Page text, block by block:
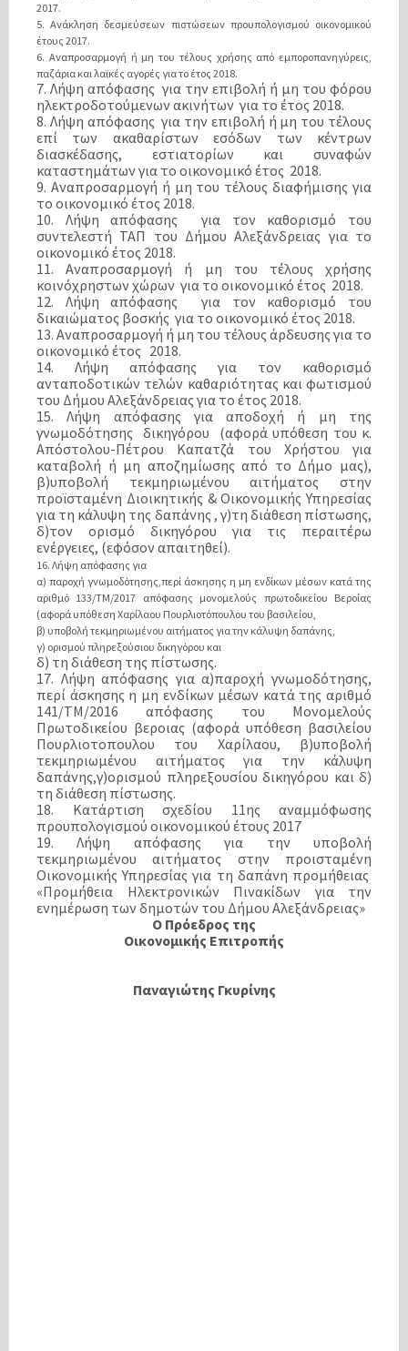
2017.
5. Ανάκληση δεσμεύσεων πιστώσεων προυπολογισμού οικονομικού
έτους 2017.
6. Αναπροσαρμογή ή μη του τέλους χρήσης από εμποροπανηγύρεις,
παζάρια και λαϊκές αγορές για το έτος 2018.
7. Λήψη απόφασης για την επιβολή ή μη του φόρου
ηλεκτροδοτούμενων ακινήτων για το έτος 2018.
8. Λήψη απόφασης για την επιβολή ή μη του τέλους
επί των ακαθαρίστων εσόδων των κέντρων
διασκέδασης, εστιατορίων και συναφών
καταστημάτων για το οικονομικό έτος 2018.
9. Αναπροσαρμογή ή μη του τέλους διαφήμισης για
το οικονομικό έτος 2018.
10. Λήψη απόφασης για τον καθορισμό του
συντελεστή ΤΑΠ του Δήμου Αλεξάνδρειας για το
οικονομικό έτος 2018.
11. Αναπροσαρμογή ή μη του τέλους χρήσης
κοινόχρηστων χώρων για το οικονομικό έτος 2018.
12. Λήψη απόφασης για τον καθορισμό του
δικαιώματος βοσκής για το οικονομικό έτος 2018.
13. Αναπροσαρμογή ή μη του τέλους άρδευσης για το
οικονομικό έτος 2018.
14. Λήψη απόφασης για τον καθορισμό
ανταποδοτικών τελών καθαριότητας και φωτισμού
του Δήμου Αλεξάνδρειας για το έτος 2018.
15. Λήψη απόφασης για αποδοχή ή μη της
γνωμοδότησης δικηγόρου (αφορά υπόθεση του κ.
Απόστολου-Πέτρου Καπατζά του Χρήστου για
καταβολή ή μη αποζημίωσης από το Δήμο μας),
β)υποβολή τεκμηριωμένου αιτήματος στην
προϊσταμένη Διοικητικής & Οικονομικής Υπηρεσίας
για τη κάλυψη της δαπάνης , γ)τη διάθεση πίστωσης,
δ)τον ορισμό δικηγόρου για τις περαιτέρω
ενέργειες, (εφόσον απαιτηθεί).
16. Λήψη απόφασης για
α) παροχή γνωμοδότησης,περί άσκησης η μη ενδίκων μέσων κατά της
αριθμό 133/ΤΜ/2017 απόφασης μονομελούς πρωτοδικείου Βεροίας
(αφορά υπόθεση Χαρίλαου Πουρλιοτόπουλου του βασιλείου,
β) υποβολή τεκμηριωμένου αιτήματος για την κάλυψη δαπάνης,
γ) ορισμού πληρεξούσιου δικηγόρου και
δ) τη διάθεση της πίστωσης.
17. Λήψη απόφασης για α)παροχή γνωμοδότησης,
περί άσκησης η μη ενδίκων μέσων κατά της αριθμό
141/ΤΜ/2016 απόφασης του Μονομελούς
Πρωτοδικείου βεροιας (αφορά υπόθεση βασιλείου
Πουρλιοτοπουλου του Χαρίλαου, β)υποβολή
τεκμηριωμένου αιτήματος για την κάλυψη
δαπάνης,γ)ορισμού πληρεξουσίου δικηγόρου και δ)
τη διάθεση πίστωσης.
18. Kατάρτιση σχεδίου 11ης αναμμόφωσης
προυπολογισμού οικονομικού έτους 2017
19. Λήψη απόφασης για την υποβολή
τεκμηριωμένου αιτήματος στην προισταμένη
Οικονομικής Υπηρεσίας για τη δαπάνη προμήθειας
«Προμήθεια Ηλεκτρονικών Πινακίδων για την
ενημέρωση των δημοτών του Δήμου Αλεξάνδρειας»
Ο Πρόεδρος της
Οικονομικής Επιτροπής
Παναγιώτης Γκυρίνης